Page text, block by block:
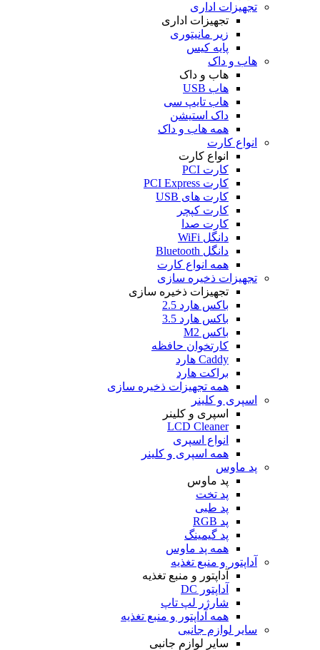
تجهیزات اداری
تجهیزات اداری
زیر مانیتوری
پایه کیس
هاب و داک
هاب و داک
هاب USB
هاب تایپ سی
داک استیشن
همه هاب و داک
انواع کارت
انواع کارت
کارت PCI
کارت PCI Express
کارت های USB
کارت کپچر
کارت صدا
دانگل WiFi
دانگل Bluetooth
همه انواع کارت
تجهیزات ذخیره سازی
تجهیزات ذخیره سازی
باکس هارد 2.5
باکس هارد 3.5
باکس M2
کارتخوان حافظه
Caddy هارد
براکت هارد
همه تجهیزات ذخیره سازی
اسپری و کلینر
اسپری و کلینر
LCD Cleaner
انواع اسپری
همه اسپری و کلینر
پد ماوس
پد ماوس
پد تخت
پد طبی
پد RGB
پد گیمینگ
همه پد ماوس
آداپتور و منبع تغذیه
آداپتور و منبع تغذیه
آداپتور DC
شارژر لپ تاپ
همه آداپتور و منبع تغذیه
سایر لوازم جانبی
سایر لوازم جانبی